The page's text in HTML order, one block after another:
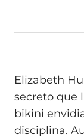
Elizabeth
secreto que
bikini
disciplina.